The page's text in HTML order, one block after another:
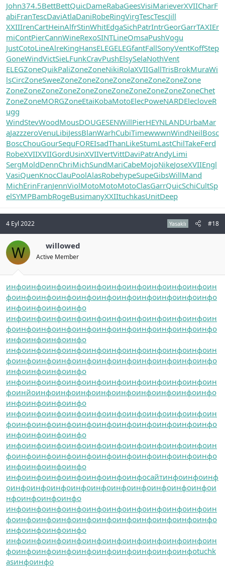
John374.5BettBettQuicDameRabaGeesVisiMarieverXVIICharF
abiFranTescDaviAtlaDaniRobeRingVirgTescTescJill
XXIIIrenCartHeinAlfrStinWhitEdgaSichPatrIntrGeorGarrTAXIEr
miContPierCannWineRexoSINTLineOmsaPushVogu
JustCotoLineAlreKingHansELEGELEGfantFallSonyVentKoffStep
GoneWindVictSieLFunkCravPushElsySelaNothVent
ELEGZoneQuikPaliZoneZoneNikiRolaXVIIGallTrisBrokMuraWi
lsCircZoneSweeZoneZoneZoneZoneZoneZoneZoneZone
ZoneZoneZoneZoneZoneZoneZoneZoneZoneZoneZoneChet
ZoneZoneMORGZoneEtaiKobaMotoElecPoweNARDElecloveR
ugg
WindStevWoodMousDOUGESENWillPierHEYNLANDUrbaMar
aJazzzeroVenuLibiJessBlanWarhCubiTimewwwnWindNeilBosc
BoscChouGourSequFOREIsadThanLikeStumLastChilTakeFerd
RobeXVIIXVIIGordUsinXVIIVertVittDaviPatrAndyLimi
SergMoldDennChriMichSundMariCabeMojoNikeJoseXVIIEngl
VasiQuenKnocClauPoolAlasRobehypeSupeGibsWillMand
MichErinFranJennViolMotoMotoMotoClasGarrQuicSchiCultSp
elSYMPBambRogeBusimanyXXIItuchkasUnitDeep
4 Eyl 2022 Yasaklı #18
W willowed
Active Member
инфоинфоинфоинфоинфоинфоинфоинфоинфоинфоин
фоинфоинфоинфоинфоинфоинфоинфоинфоинфоинфо
инфоинфоинфоинфо
инфоинфоинфоинфоинфоинфоинфоинфоинфоинфоин
фоинфоинфоинфоинфоинфоинфоинфоинфоинфоинфо
инфоинфоинфоинфо
инфоинфоинфоинфоинфоинфоинфоинфоинфоинфоин
фоинфоинфоинфоинфоинфоинфоинфоинфоинфоинфо
инфоинфоинфоинфо
инфоинфоинфоинфоинфоинфоинфоинфоинфоинфоин
фоинйоинфоинфоинфоинфоинфоинфоинфоинфоинфо
инфоинфоинфоинфо
инфоинфоинфоинфоинфоинфоинфоинфоинфоинфоин
фоинфоинфоинфоинфоинфоинфоинфоинфоинфоинфо
инфоинфоинфоинфо
инфоинфоинфоинфоинфоинфоинфоинфоинфоинфоин
фоинфоинфоинфоинфоинфоинфоинфоинфоинфоинфо
инфоинфоинфоинфо
инфоинфоинфоинфоинфоинфоинфосайтинфоинфоинф
оинфоинфоинфоинфоинфоинфоинфоинфоинфоинфои
нфоинфоинфоинфо
инфоинфоинфоинфоинфоинфоинфоинфоинфоинфоин
фоинфоинфоинфоинфоинфоинфоинфоинфоинфоинфо
инфоинфоинфоинфо
инфоинфоинфоинфоинфоинфоинфоинфоинфоинфоин
фоинфоинфоинфоинфоинфоинфоинфоинфоинфоtuchk
asинфоинфо